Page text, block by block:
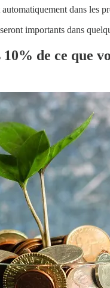
dans les
importants dans
de ce que